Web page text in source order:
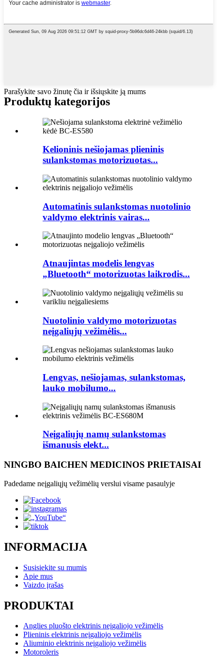
Parašykite savo žinutę čia ir išsiųskite ją mums
Produktų kategorijos
Kelioninis nešiojamas plieninis
sulankstomas motorizuotas...
Automatinis sulankstomas nuotolinio
valdymo elektrinis vairas...
Atnaujintas modelis lengvas
„Bluetooth“ motorizuotas laikrodis...
Nuotolinio valdymo motorizuotas
neįgaliųjų vežimėlis...
Lengvas, nešiojamas, sulankstomas,
lauko mobilumo...
Neįgaliųjų namų sulankstomas
išmanusis elekt...
NINGBO BAICHEN MEDICINOS PRIETAISAI
Padedame neįgaliųjų vežimėlių verslui visame pasaulyje
INFORMACIJA
Susisiekite su mumis
Apie mus
Vaizdo įrašas
PRODUKTAI
Anglies pluošto elektrinis neįgaliojo vežimėlis
Plieninis elektrinis neįgaliojo vežimėlis
Aliuminio elektrinis neįgaliojo vežimėlis
Motoroleris